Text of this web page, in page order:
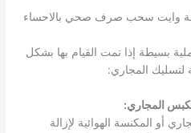
وايت سحب صرف صحي بالاحساء
بسيطة إذا تمت القيام بها بشكل
لتسليك المجاري:
مكبس المجاري:
أو المكنسة الهوائية لإزالة